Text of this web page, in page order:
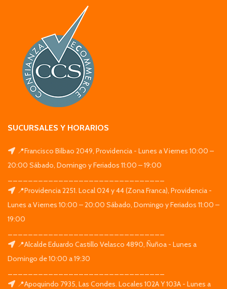
SUCURSALES Y HORARIOS
📍Francisco Bilbao 2049, Providencia - Lunes a Viernes 10:00 –
20:00 Sábado, Domingo y Feriados 11:00 – 19:00
📍Providencia 2251. Local 024 y 44 (Zona Franca), Providencia -
Lunes a Viernes 10:00 – 20:00 Sábado, Domingo y Feriados 11:00 –
19:00
📍Alcalde Eduardo Castillo Velasco 4890, Ñuñoa - Lunes a
Domingo de 10:00 a 19:30
📍Apoquindo 7935, Las Condes. Locales 102A Y 103A - Lunes a